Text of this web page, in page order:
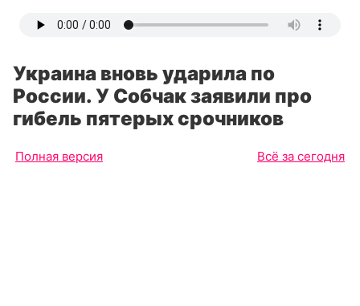
Украина вновь ударила по
России. У Собчак заявили про
гибель пятерых срочников
Полная версия Всё за сегодня